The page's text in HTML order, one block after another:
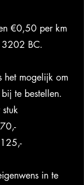
€0,50 per km
3202 BC.
het mogelijk om
te bestellen.
in te